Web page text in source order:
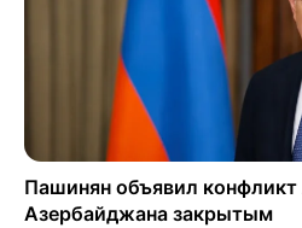
Пашинян объявил
Азербайджана закрытым